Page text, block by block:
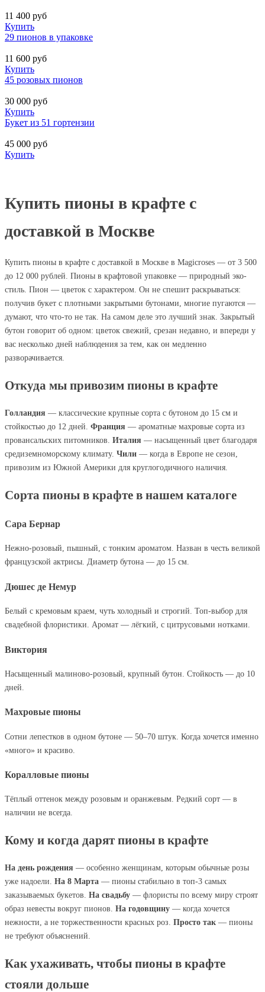
11 400 руб
Купить
29 пионов в упаковке
11 600 руб
Купить
45 розовых пионов
30 000 руб
Купить
Букет из 51 гортензии
45 000 руб
Купить
Купить пионы в крафте с
доставкой в Москве
Купить пионы в крафте с доставкой в Москве в Magicroses — от 3 500
до 12 000 рублей. Пионы в крафтовой упаковке — природный эко-
стиль. Пион — цветок с характером. Он не спешит раскрываться:
получив букет с плотными закрытыми бутонами, многие пугаются —
думают, что что-то не так. На самом деле это лучший знак. Закрытый
бутон говорит об одном: цветок свежий, срезан недавно, и впереди у
вас несколько дней наблюдения за тем, как он медленно
разворачивается.
Откуда мы привозим пионы в крафте
Голландия — классические крупные сорта с бутоном до 15 см и
стойкостью до 12 дней. Франция — ароматные махровые сорта из
провансальских питомников. Италия — насыщенный цвет благодаря
средиземноморскому климату. Чили — когда в Европе не сезон,
привозим из Южной Америки для круглогодичного наличия.
Сорта пионы в крафте в нашем каталоге
Сара Бернар
Нежно-розовый, пышный, с тонким ароматом. Назван в честь великой
французской актрисы. Диаметр бутона — до 15 см.
Дюшес де Немур
Белый с кремовым краем, чуть холодный и строгий. Топ-выбор для
свадебной флористики. Аромат — лёгкий, с цитрусовыми нотками.
Виктория
Насыщенный малиново-розовый, крупный бутон. Стойкость — до 10
дней.
Махровые пионы
Сотни лепестков в одном бутоне — 50–70 штук. Когда хочется именно
«много» и красиво.
Коралловые пионы
Тёплый оттенок между розовым и оранжевым. Редкий сорт — в
наличии не всегда.
Кому и когда дарят пионы в крафте
На день рождения — особенно женщинам, которым обычные розы
уже надоели. На 8 Марта — пионы стабильно в топ-3 самых
заказываемых букетов. На свадьбу — флористы по всему миру строят
образ невесты вокруг пионов. На годовщину — когда хочется
нежности, а не торжественности красных роз. Просто так — пионы
не требуют объяснений.
Как ухаживать, чтобы пионы в крафте
стояли дольше